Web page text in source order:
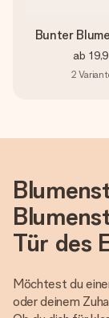
Bunter
ab
2
Tür des
Möchtest du
oder deinem